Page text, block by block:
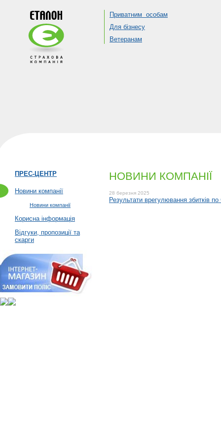
Приватним особам
Для бізнесу
Ветеранам
ПРЕС-ЦЕНТР
Новини компанії
Новини компанії
Корисна інформація
Відгуки, пропозиції та
скарги
НОВИНИ КОМПАНІЇ
28 березня 2025
Результати врегулювання збитків